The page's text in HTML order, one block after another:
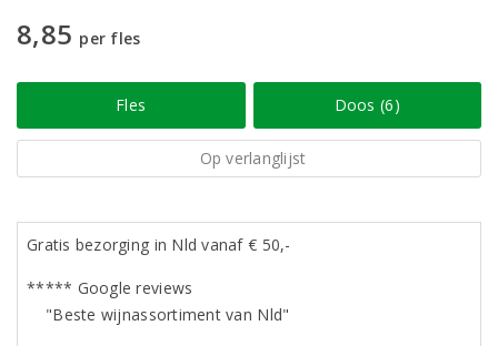
8,85 per fles
Fles Doos (6)
Op verlanglijst
Gratis bezorging in Nld vanaf € 50,-
***** Google reviews
"Beste wijnassortiment van Nld"